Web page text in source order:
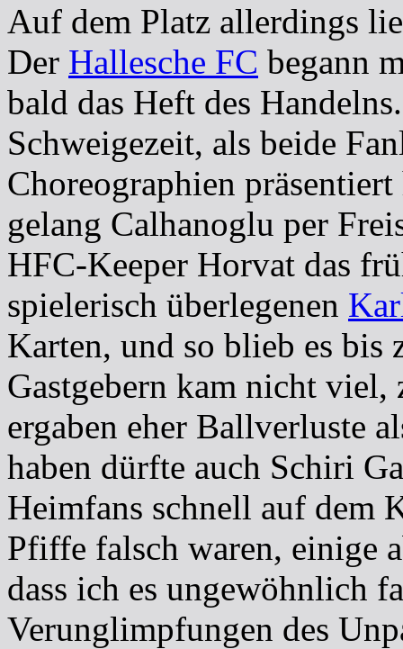
Auf dem Platz allerdings
Der Hallesche FC begann
bald das Heft des
Schweigezeit, als beide
Choreographien
gelang Calhanoglu per
HFC-Keeper Horvat das
spielerisch überlegenen
Karten, und so blieb es bis
Gastgebern kam nicht
ergaben eher Ballverluste
haben dürfte auch Schiri
Heimfans schnell auf dem
Pfiffe falsch waren, einige
dass ich es ungewöhnlich
Verunglimpfungen des